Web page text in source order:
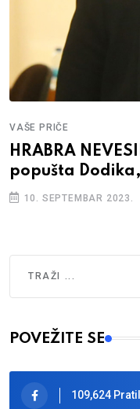
VAŠE PRIČE
HRABRA
popušta
10. SEPTEMBAR 2023.
Type 2 or more
POVEŽITE SE
109,624